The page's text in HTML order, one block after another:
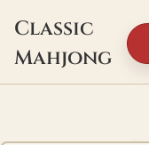
Classic
Mahjong